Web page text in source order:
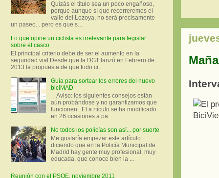
Quizás el título sea un poco engañoso,
porque aunque sí que recorreremos el
valle del Lozoya, no será precisamente
un paseo... pero es que s...
Lo que opine un ciclista es irrelevante para legislar
sobre el casco
El principal criterio debe de ser el aumento en la
seguridad vial Desde que la DGT lanzó en Febrero de
2013 la propuesta de que todo ci...
Guía para sortear los errores del nuevo
biciMAD
Aviso: los siguientes consejos están
aún probándose y no garantizamos que
funcionen. El a rtículo se ha modificado
en 26 ocasiones a pa...
No todos los policías son así... por suerte
Me gustaría empezar este artículo
diciendo que en la Policía Municipal de
Madrid hay gente muy profesional, muy
educada, que conoce bien la ...
Reunión con el PSOE, noviembre 2011